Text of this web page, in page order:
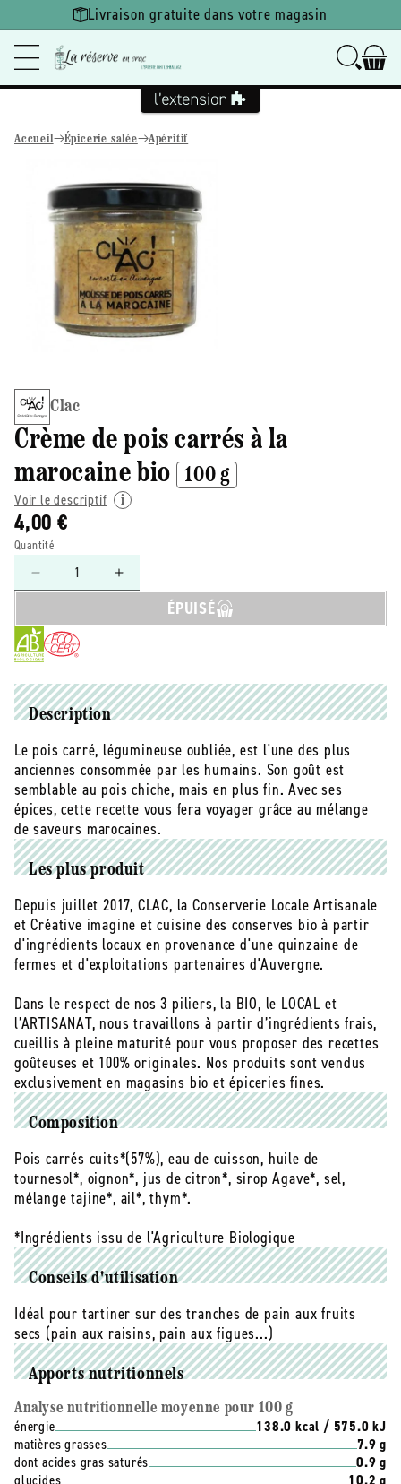
Ignorer et
passer au Livraison gratuite dans votre magasin
Accueil Épicerie salée Apéritif
produits
Clac
Crème de pois carrés à la
marocaine bio
100 g
Voir le descriptif
4,00 €
Quantité
Réduire
de
Clac
-
Crème
pois
carrés
à
la
marocaine
bio
-
100
g
Augmenter
quantité
-
Crème
pois
carrés
à
la
marocaine
bio
-
g
ÉPUISÉ
Description
Le pois carré, légumineuse oubliée, est l'une des plus
anciennes consommée par les humains. Son goût est
semblable au pois chiche, mais en plus fin. Avec ses
épices, cette recette vous fera voyager grâce au mélange
de saveurs marocaines.
Les plus produit
Depuis juillet 2017, CLAC, la Conserverie Locale Artisanale
et Créative imagine et cuisine des conserves bio à partir
d'ingrédients locaux en provenance d'une quinzaine de
fermes et d'exploitations partenaires d'Auvergne.
Dans le respect de nos 3 piliers, la BIO, le LOCAL et
l’ARTISANAT, nous travaillons à partir d’ingrédients frais,
cueillis à pleine maturité pour vous proposer des recettes
goûteuses et 100% originales. Nos produits sont vendus
exclusivement en magasins bio et épiceries fines.
Composition
Pois carrés cuits*(57%), eau de cuisson, huile de
tournesol*, oignon*, jus de citron*, sirop Agave*, sel,
mélange tajine*, ail*, thym*.
*Ingrédients issu de l'Agriculture Biologique
Conseils d'utilisation
Idéal pour tartiner sur des tranches de pain aux fruits
secs (pain aux raisins, pain aux figues...)
Apports nutritionnels
Analyse nutritionnelle moyenne pour 100 g
énergie
138.0 kcal / 575.0 kJ
matières grasses
7.9 g
dont acides gras saturés
0.9 g